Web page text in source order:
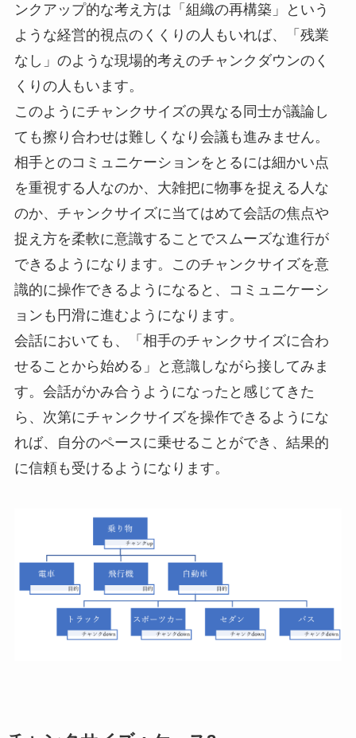
ンクアップ的な考え方は「組織の再構築」という
ような経営的視点のくくりの人もいれば、「残業
なし」のような現場的考えのチャンクダウンのく
くりの人もいます。
このようにチャンクサイズの異なる同士が議論し
ても擦り合わせは難しくなり会議も進みません。
相手とのコミュニケーションをとるには細かい点
を重視する人なのか、大雑把に物事を捉える人な
のか、チャンクサイズに当てはめて会話の焦点や
捉え方を柔軟に意識することでスムーズな進行が
できるようになります。このチャンクサイズを意
識的に操作できるようになると、コミュニケーシ
ョンも円滑に進むようになります。
会話においても、「相手のチャンクサイズに合わ
せることから始める」と意識しながら接してみま
す。会話がかみ合うようになったと感じてきた
ら、次第にチャンクサイズを操作できるようにな
れば、自分のペースに乗せることができ、結果的
に信頼も受けるようになります。